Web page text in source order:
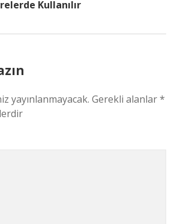
Kullanılır
yayınlanmayacak. Gerekli alanlar*